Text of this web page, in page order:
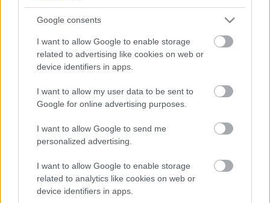
Google consents
I want to allow Google to enable storage
related to advertising like cookies on web or
device identifiers in apps.
I want to allow my user data to be sent to
Google for online advertising purposes.
I want to allow Google to send me
personalized advertising.
I want to allow Google to enable storage
related to analytics like cookies on web or
device identifiers in apps.
Kettősen mér a Médiatanács mércéje
Huszti Kata nyerte az első Exatlon
Szólj hozzá!
A hozzászóláshoz be kell lépned!